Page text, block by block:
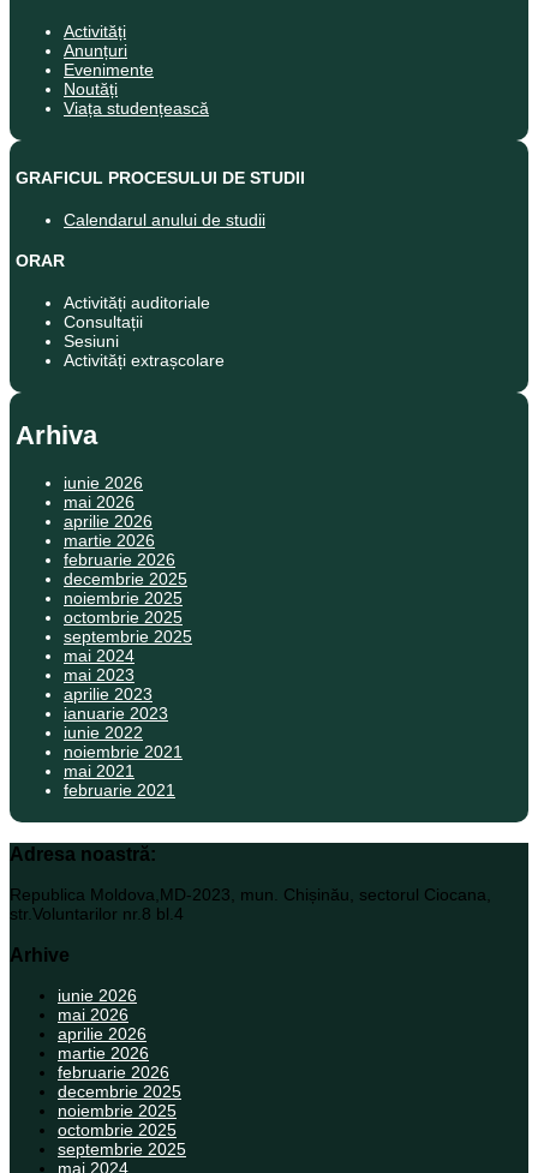
Activități
Anunțuri
Evenimente
Noutăți
Viața studențească
GRAFICUL PROCESULUI DE STUDII
Calendarul anului de studii
ORAR
Activități auditoriale
Consultații
Sesiuni
Activități extrașcolare
Arhiva
iunie 2026
mai 2026
aprilie 2026
martie 2026
februarie 2026
decembrie 2025
noiembrie 2025
octombrie 2025
septembrie 2025
mai 2024
mai 2023
aprilie 2023
ianuarie 2023
iunie 2022
noiembrie 2021
mai 2021
februarie 2021
Adresa noastră:
Republica Moldova,MD-2023, mun. Chișinău, sectorul Ciocana,
str.Voluntarilor nr.8 bl.4
Arhive
iunie 2026
mai 2026
aprilie 2026
martie 2026
februarie 2026
decembrie 2025
noiembrie 2025
octombrie 2025
septembrie 2025
mai 2024